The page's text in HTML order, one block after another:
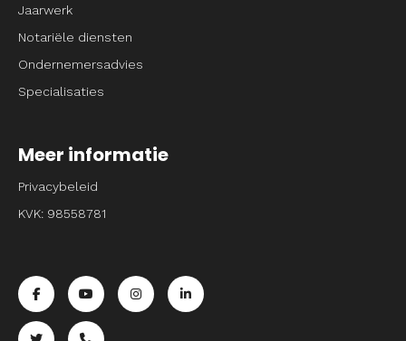
Jaarwerk
Notariële diensten
Ondernemersadvies
Specialisaties
Meer informatie
Privacybeleid
KVK: 98558781
Ga naar de facebook pagina van Entrpnr
Ga naar de youtube pagina van Entrpnr
Ga naar de instagram pagina van Entrpnr
Ga naar de linkedin pagina van